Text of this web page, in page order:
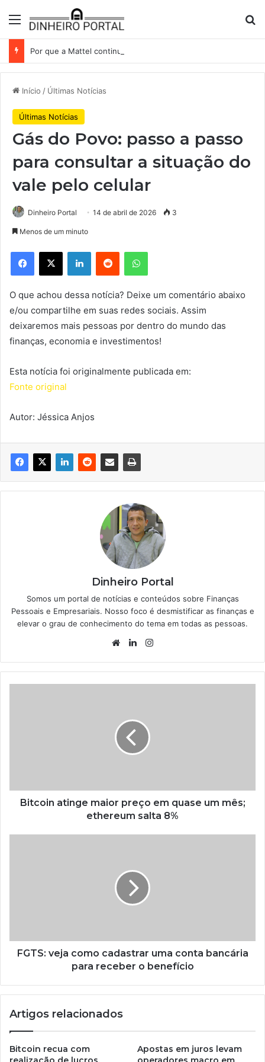
Menu
Início / Últimas Notícias
Últimas Notícias
Gás do Povo: passo a passo
para consultar a situação do
vale pelo celular
Dinheiro Portal 14 de abril de 2026 3
Menos de um minuto
Facebook
X LinkedinReddit WhatsApp
O que achou dessa notícia? Deixe um comentário abaixo
e/ou compartilhe em suas redes sociais. Assim
deixaremos mais pessoas por dentro do mundo das
finanças, economia e investimentos!
Esta notícia foi originalmente publicada em:
Fonte original
Autor: Jéssica Anjos
Dinheiro Portal
Somos um portal de notícias e conteúdos sobre Finanças
Pessoais e Empresariais. Nosso foco é desmistificar as finanças e
elevar o grau de conhecimento do tema em todas as pessoas.
WebsiteLinkedin
Bitcoin atinge maior preço em quase um mês;
ethereum salta 8%
FGTS: veja como cadastrar uma conta bancária
para receber o benefício
Artigos relacionados
Bitcoin recua com
Apostas em juros levam